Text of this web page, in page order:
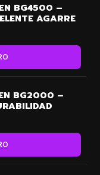
BG4500 –
AGARRE
BG2000 –